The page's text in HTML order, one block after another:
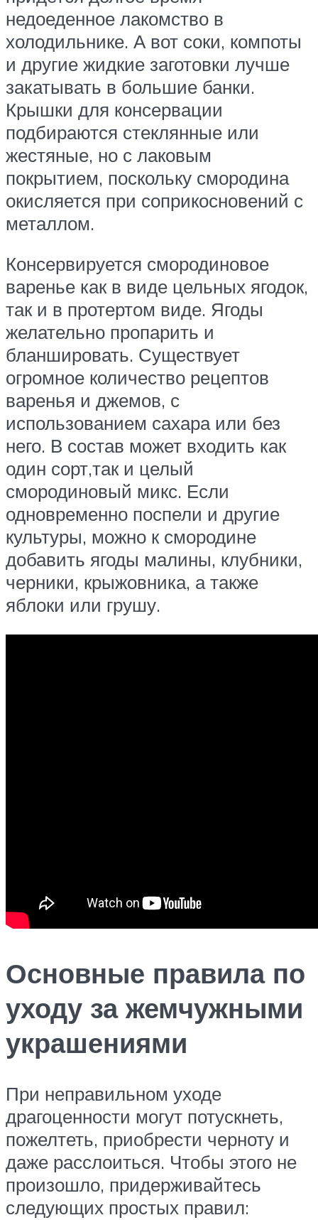
недоеденное лакомство в
холодильнике. А вот соки, компоты
и другие жидкие заготовки лучше
закатывать в большие банки.
Крышки для консервации
подбираются стеклянные или
жестяные, но с лаковым
покрытием, поскольку смородина
окисляется при соприкосновений с
металлом.
Консервируется смородиновое
варенье как в виде цельных ягодок,
так и в протертом виде. Ягоды
желательно пропарить и
бланшировать. Существует
огромное количество рецептов
варенья и джемов, с
использованием сахара или без
него. В состав может входить как
один сорт,так и целый
смородиновый микс. Если
одновременно поспели и другие
культуры, можно к смородине
добавить ягоды малины, клубники,
черники, крыжовника, а также
яблоки или грушу.
Основные правила по
уходу за жемчужными
украшениями
При неправильном уходе
драгоценности могут потускнеть,
пожелтеть, приобрести черноту и
даже расслоиться. Чтобы этого не
произошло, придерживайтесь
следующих простых правил: